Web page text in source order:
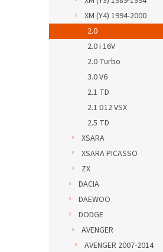
XM (Y4) 1994-2000
2.0
2.0 i 16V
2.0 Turbo
3.0 V6
2.1 TD
2.1 D12 VSX
2.5 TD
XSARA
XSARA PICASSO
ZX
DACIA
DAEWOO
DODGE
AVENGER
AVENGER 2007-2014